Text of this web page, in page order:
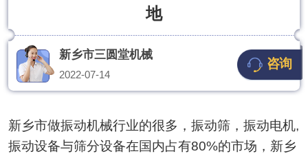
地
新乡市三圆堂机械
2022-07-14
咨询
新乡市做振动机械行业的很多，振动筛，振动电机,
振动设备与筛分设备在国内占有80%的市场，新乡